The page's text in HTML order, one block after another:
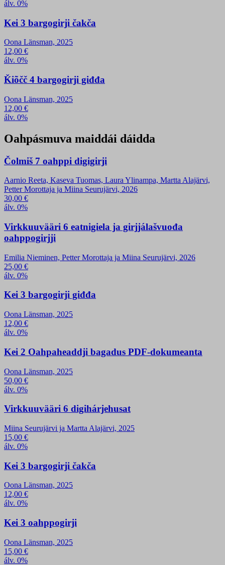
álv. 0%
Kei 3 bargogirji čakča
Oona Länsman, 2025
12,00 €
álv. 0%
Ǩiõčč 4 bargogirji giđđa
Oona Länsman, 2025
12,00 €
álv. 0%
Oahpásmuva maiddái dáidda
Čolmiš 7 oahppi digigirji
Aarnio Reeta, Kaseva Tuomas, Laura Ylinampa, Martta Alajärvi,
Petter Morottaja ja Miina Seurujärvi, 2026
30,00 €
álv. 0%
Virkkuuvääri 6 eatnigiela ja girjjálašvuođa
oahppogirjji
Emilia Nieminen, Petter Morottaja ja Miina Seurujärvi, 2026
25,00 €
álv. 0%
Kei 3 bargogirji giđđa
Oona Länsman, 2025
12,00 €
álv. 0%
Kei 2 Oahpaheaddji bagadus PDF-dokumeanta
Oona Länsman, 2025
50,00 €
álv. 0%
Virkkuuvääri 6 digihárjehusat
Miina Seurujärvi ja Martta Alajärvi, 2025
15,00 €
álv. 0%
Kei 3 bargogirji čakča
Oona Länsman, 2025
12,00 €
álv. 0%
Kei 3 oahppogirji
Oona Länsman, 2025
15,00 €
álv. 0%